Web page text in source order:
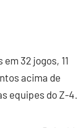
32 jogos, 11
acima de
equipes do Z-4.